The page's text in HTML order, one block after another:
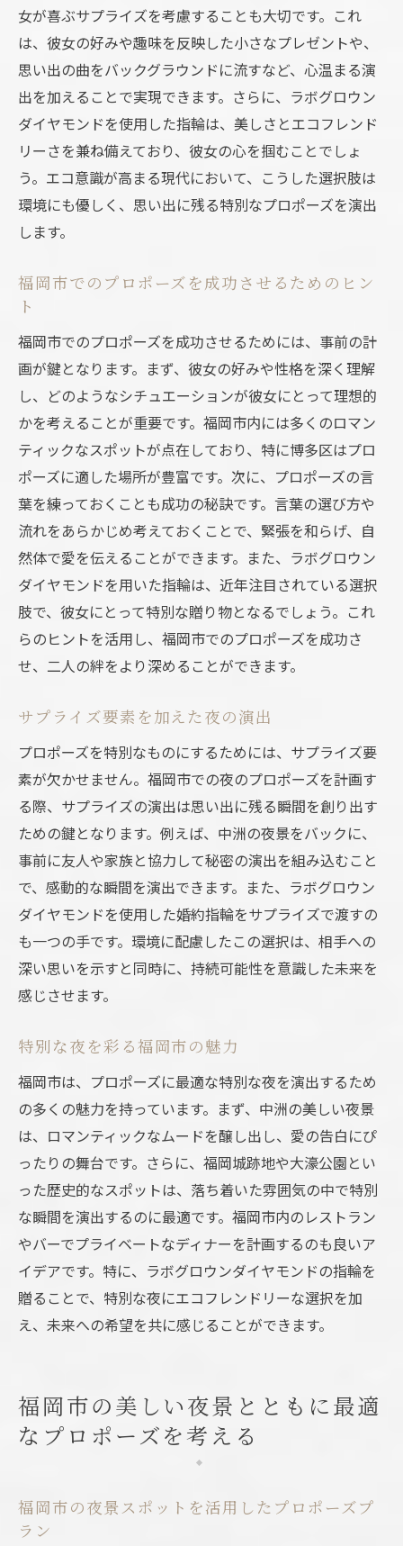
女が喜ぶサプライズを考慮することも大切です。これ
は、彼女の好みや趣味を反映した小さなプレゼントや、
思い出の曲をバックグラウンドに流すなど、心温まる演
出を加えることで実現できます。さらに、ラボグロウン
ダイヤモンドを使用した指輪は、美しさとエコフレンド
リーさを兼ね備えており、彼女の心を掴むことでしょ
う。エコ意識が高まる現代において、こうした選択肢は
環境にも優しく、思い出に残る特別なプロポーズを演出
します。
福岡市でのプロポーズを成功させるためのヒン
ト
福岡市でのプロポーズを成功させるためには、事前の計
画が鍵となります。まず、彼女の好みや性格を深く理解
し、どのようなシチュエーションが彼女にとって理想的
かを考えることが重要です。福岡市内には多くのロマン
ティックなスポットが点在しており、特に博多区はプロ
ポーズに適した場所が豊富です。次に、プロポーズの言
葉を練っておくことも成功の秘訣です。言葉の選び方や
流れをあらかじめ考えておくことで、緊張を和らげ、自
然体で愛を伝えることができます。また、ラボグロウン
ダイヤモンドを用いた指輪は、近年注目されている選択
肢で、彼女にとって特別な贈り物となるでしょう。これ
らのヒントを活用し、福岡市でのプロポーズを成功さ
せ、二人の絆をより深めることができます。
サプライズ要素を加えた夜の演出
プロポーズを特別なものにするためには、サプライズ要
素が欠かせません。福岡市での夜のプロポーズを計画す
る際、サプライズの演出は思い出に残る瞬間を創り出す
ための鍵となります。例えば、中洲の夜景をバックに、
事前に友人や家族と協力して秘密の演出を組み込むこと
で、感動的な瞬間を演出できます。また、ラボグロウン
ダイヤモンドを使用した婚約指輪をサプライズで渡すの
も一つの手です。環境に配慮したこの選択は、相手への
深い思いを示すと同時に、持続可能性を意識した未来を
感じさせます。
特別な夜を彩る福岡市の魅力
福岡市は、プロポーズに最適な特別な夜を演出するため
の多くの魅力を持っています。まず、中洲の美しい夜景
は、ロマンティックなムードを醸し出し、愛の告白にぴ
ったりの舞台です。さらに、福岡城跡地や大濠公園とい
った歴史的なスポットは、落ち着いた雰囲気の中で特別
な瞬間を演出するのに最適です。福岡市内のレストラン
やバーでプライベートなディナーを計画するのも良いア
イデアです。特に、ラボグロウンダイヤモンドの指輪を
贈ることで、特別な夜にエコフレンドリーな選択を加
え、未来への希望を共に感じることができます。
福岡市の美しい夜景とともに最適
なプロポーズを考える
福岡市の夜景スポットを活用したプロポーズプ
ラン